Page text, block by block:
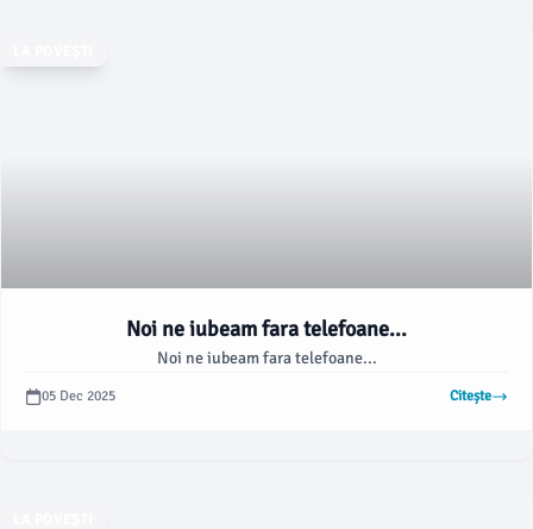
Noi ne iubeam fara telefoane...
Noi ne iubeam fara telefoane...
05 Dec 2025 Citește